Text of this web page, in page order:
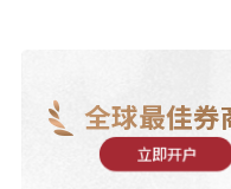
全球最佳券
立即开户